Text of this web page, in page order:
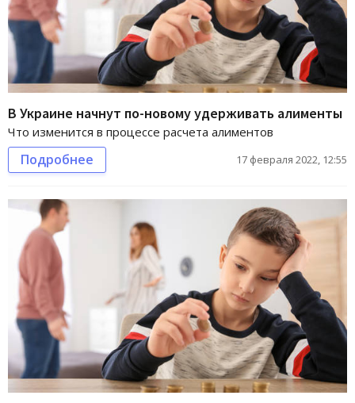
В Украине начнут по-новому удерживать алименты
Что изменится в процессе расчета алиментов
Подробнее 17 февраля 2022, 12:55